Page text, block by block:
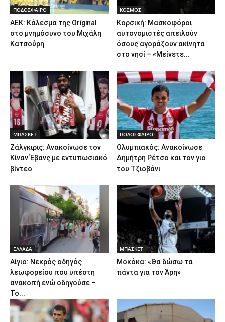
ΠΟΔΟΣΦΑΙΡΟ
ΑΕΚ: Κάλεσμα της Original
στο μνημόσυνο του Μιχάλη
Κατσούρη
ΚΟΣΜΟΣ
Κορσική: Μασκοφόροι
αυτονομιστές απειλούν
όσους αγοράζουν ακίνητα
στο νησί – «Μείνετε...
ΜΠΑΣΚΕΤ
Ζάλγκιρις: Ανακοίνωσε τον
Κίναν Έβανς με εντυπωσιακό
βίντεο
ΠΟΔΟΣΦΑΙΡΟ
Ολυμπιακός: Ανακοίνωσε
Δημήτρη Ρέτσο και τον γιο
του Τζιοβάνι
ΕΛΛΑΔΑ
Αίγιο: Νεκρός οδηγός
λεωφορείου που υπέστη
ανακοπή ενώ οδηγούσε –
Το...
ΜΠΑΣΚΕΤ
Μοκόκα: «Θα δώσω τα
πάντα για τον Άρη»